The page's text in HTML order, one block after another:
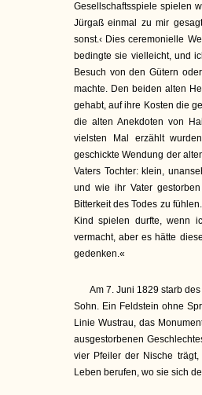
Gesellschaftsspiele spielen
Jürgaß einmal zu mir
sonst.‹ Dies ceremonielle
bedingte sie vielleicht, und
Besuch von den Gütern
machte. Den beiden alten
gehabt, auf ihre Kosten die
die alten Anekdoten von
vielsten Mal erzählt
geschickte Wendung der
Vaters Tochter: klein,
und wie ihr Vater
Bitterkeit des Todes zu
Kind spielen durfte, wenn
vermacht, aber es hätte
gedenken.«
Am 7. Juni 1829 starb
Sohn. Ein Feldstein ohne
Linie Wustrau, das
ausgestorbenen
vier Pfeiler der Nische
Leben berufen, wo sie sich